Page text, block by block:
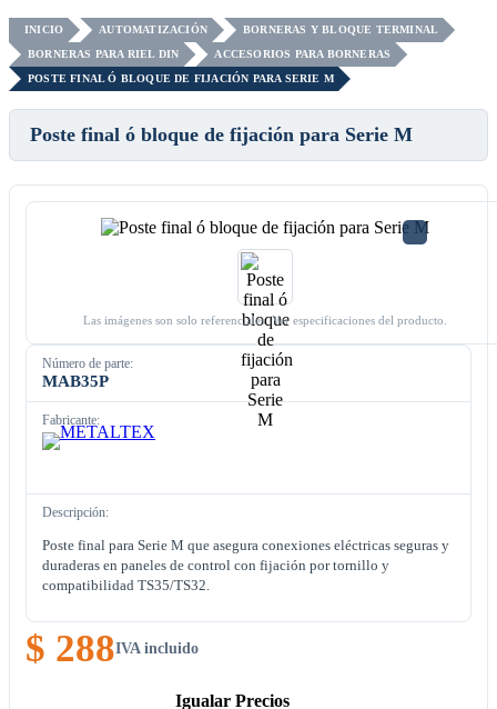
INICIO AUTOMATIZACIÓN
BORNERAS Y BLOQUE TERMINAL
BORNERAS PARA RIEL DIN
ACCESORIOS PARA BORNERAS
POSTE FINAL Ó BLOQUE DE FIJACIÓN PARA SERIE M
Poste final ó bloque de fijación para Serie M
Las imágenes son solo referenciales. Ver especificaciones del producto.
Número de parte:
MAB35P
Fabricante:
Descripción:
Poste final para Serie M que asegura conexiones eléctricas seguras y
duraderas en paneles de control con fijación por tornillo y
compatibilidad TS35/TS32.
$ 288IVA incluido
Igualar Precios